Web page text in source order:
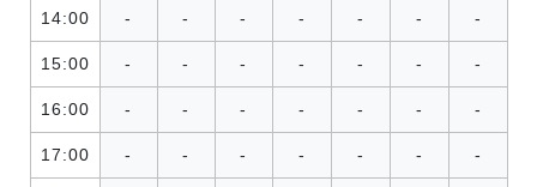
14:00 - - - - - - -
15:00 - - - - - - -
16:00 - - - - - - -
17:00 - - - - - - -